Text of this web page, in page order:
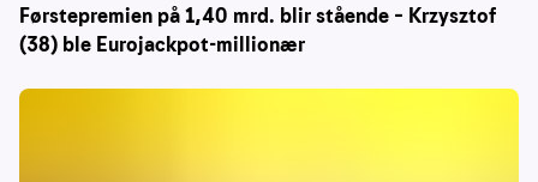
Førstepremien på 1,40 mrd. blir stående – Krzysztof
(38) ble Eurojackpot-millionær